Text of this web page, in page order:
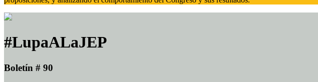
#LupaALaJEP
Boletín # 90